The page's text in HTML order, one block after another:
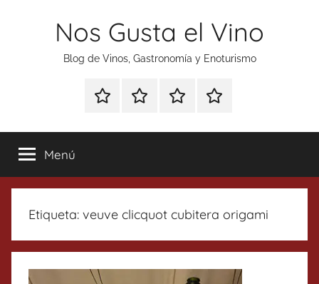
Nos Gusta el Vino
Blog de Vinos, Gastronomía y Enoturismo
Especial
Tonics
Enoturismo
Gastronomía
RankingContacto
Menú
Etiqueta: veuve clicquot cubitera origami